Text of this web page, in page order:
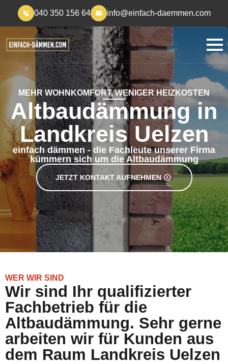
040 350 156 64 info@einfach-daemmen.com
MEHR WOHNKOMFORT, WENIGER HEIZKOSTEN
Altbaudämmung in
Landkreis Uelzen
einfach dämmen - die Fachleute unserer Firma
kümmern sich um die Altbaudämmung
JETZT KONTAKT AUFNEHMEN
WER WIR SIND
Wir sind Ihr qualifizierter
Fachbetrieb für die
Altbaudämmung. Sehr gerne
arbeiten wir für Kunden aus
dem Raum Landkreis Uelzen